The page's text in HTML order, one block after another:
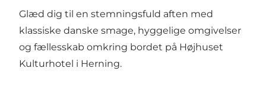
Glæd dig til en stemningsfuld aften med
klassiske danske smage, hyggelige omgivelser
og fællesskab omkring bordet på Højhuset
Kulturhotel i Herning.